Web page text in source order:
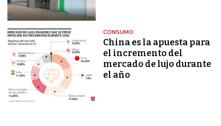
CONSUMO
China es la apuesta para
el incremento del
mercado de lujo durante
el año